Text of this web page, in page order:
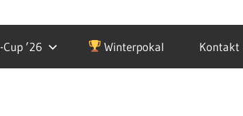
’26 Winterpokal Kontakt